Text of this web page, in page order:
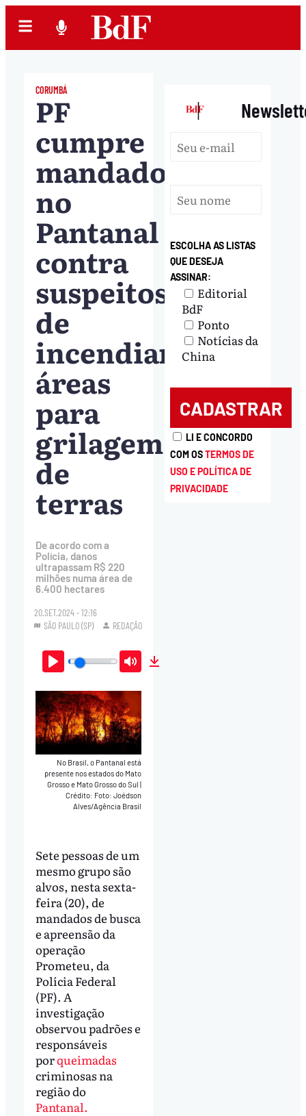
CORUMBÁ
PF
cumpre
mandados
no
Pantanal
contra
suspeitos
de
incendiar
áreas
para
grilagem
de
terras
De acordo com a
Polícia, danos
ultrapassam R$ 220
milhões numa área de
6.400 hectares
20.SET.2024 - 12:16
SÃO PAULO (SP)
REDAÇÃO
Play Mute
No Brasil, o Pantanal está
presente nos estados do Mato
Grosso e Mato Grosso do Sul|
Crédito: Foto: Joédson
Alves/Agência Brasil
Sete pessoas de um
mesmo grupo são
alvos, nesta sexta-
feira (20), de
mandados de busca
e apreensão da
operação
Prometeu, da
Polícia Federal
(PF). A
investigação
observou padrões e
responsáveis
porqueimadas
criminosas na
região do
Pantanal.
|
ESCOLHA AS LISTAS
QUE DESEJA
ASSINAR:
Editorial
BdF
Ponto
Notícias da
China
LI E CONCORDO
COM OSTERMOS DE
USO E POLÍTICA DE
PRIVACIDADE